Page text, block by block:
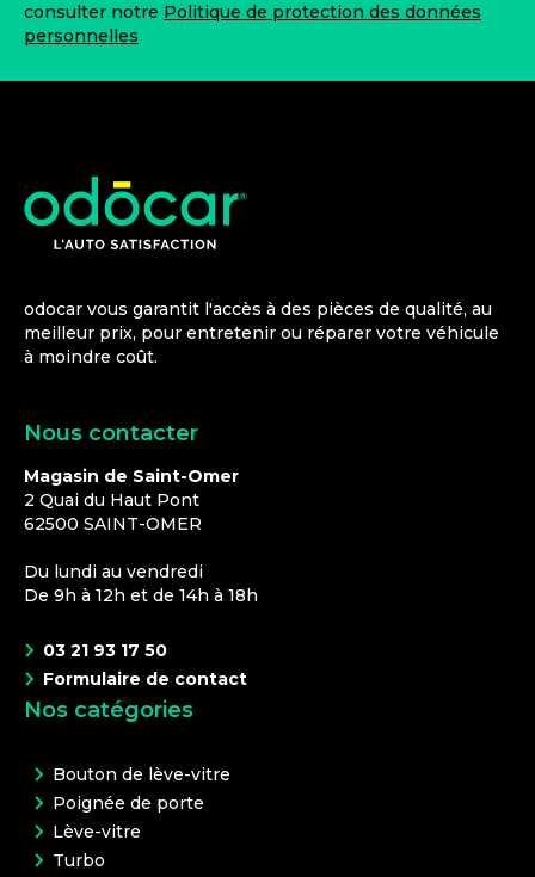
consulter notre Politique de protection des données
personnelles
odocar vous garantit l'accès à des pièces de qualité, au
meilleur prix, pour entretenir ou réparer votre véhicule
à moindre coût.
Nous contacter
Magasin de Saint-Omer
2 Quai du Haut Pont
62500 SAINT-OMER
Du lundi au vendredi
De 9h à 12h et de 14h à 18h
03 21 93 17 50
Formulaire de contact
Nos catégories
Bouton de lève-vitre
Poignée de porte
Lève-vitre
Turbo